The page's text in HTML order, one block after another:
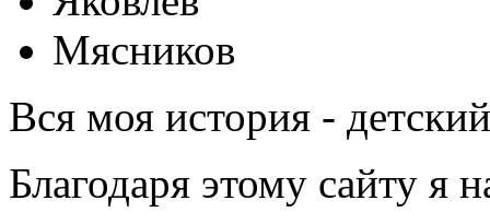
Мясников
Вся моя история -
Благодаря этому сайту я